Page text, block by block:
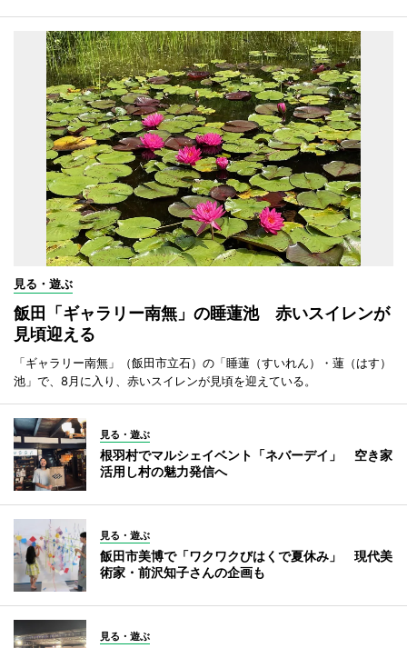
見る・遊ぶ
飯田「ギャラリー南無」の睡蓮池 赤いスイレンが
見頃迎える
「ギャラリー南無」（飯田市立石）の「睡蓮（すいれん）・蓮（はす）
池」で、8月に入り、赤いスイレンが見頃を迎えている。
見る・遊ぶ
根羽村でマルシェイベント「ネバーデイ」 空き家
活用し村の魅力発信へ
見る・遊ぶ
飯田市美博で「ワクワクびはくで夏休み」 現代美
術家・前沢知子さんの企画も
見る・遊ぶ